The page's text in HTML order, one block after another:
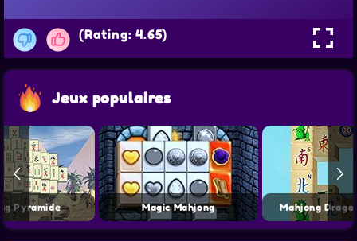
(Rating: 4.65)
Jeux populaires
Pyramide Magic Mahjong Mahjong